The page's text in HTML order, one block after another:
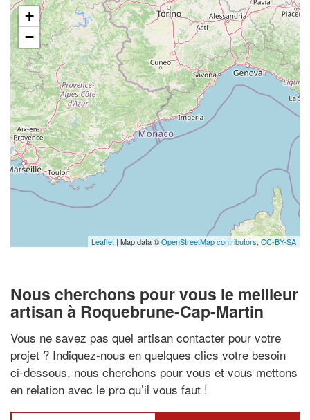
+
−
Leaflet | Map data ©OpenStreetMap contributors, CC-BY-SA
Nous cherchons pour vous le meilleur
artisan à Roquebrune-Cap-Martin
Vous ne savez pas quel artisan contacter pour votre
projet ? Indiquez-nous en quelques clics votre besoin
ci-dessous, nous cherchons pour vous et vous mettons
en relation avec le pro qu’il vous faut !